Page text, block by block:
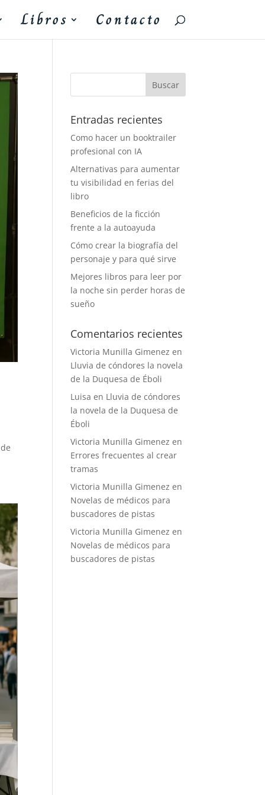
Libros Contacto
Entradas recientes
Como hacer un booktrailer
profesional con IA
Alternativas para aumentar
tu visibilidad en ferias del
libro
Beneficios de la ficción
frente a la autoayuda
Cómo crear la biografía del
personaje y para qué sirve
Mejores libros para leer por
la noche sin perder horas de
sueño
Comentarios recientes
Victoria Munilla Gimenez en
Lluvia de cóndores la novela
de la Duquesa de Éboli
Luisa en Lluvia de cóndores
la novela de la Duquesa de
Éboli
Victoria Munilla Gimenez en
Errores frecuentes al crear
tramas
Victoria Munilla Gimenez en
Novelas de médicos para
buscadores de pistas
Victoria Munilla Gimenez en
Novelas de médicos para
buscadores de pistas